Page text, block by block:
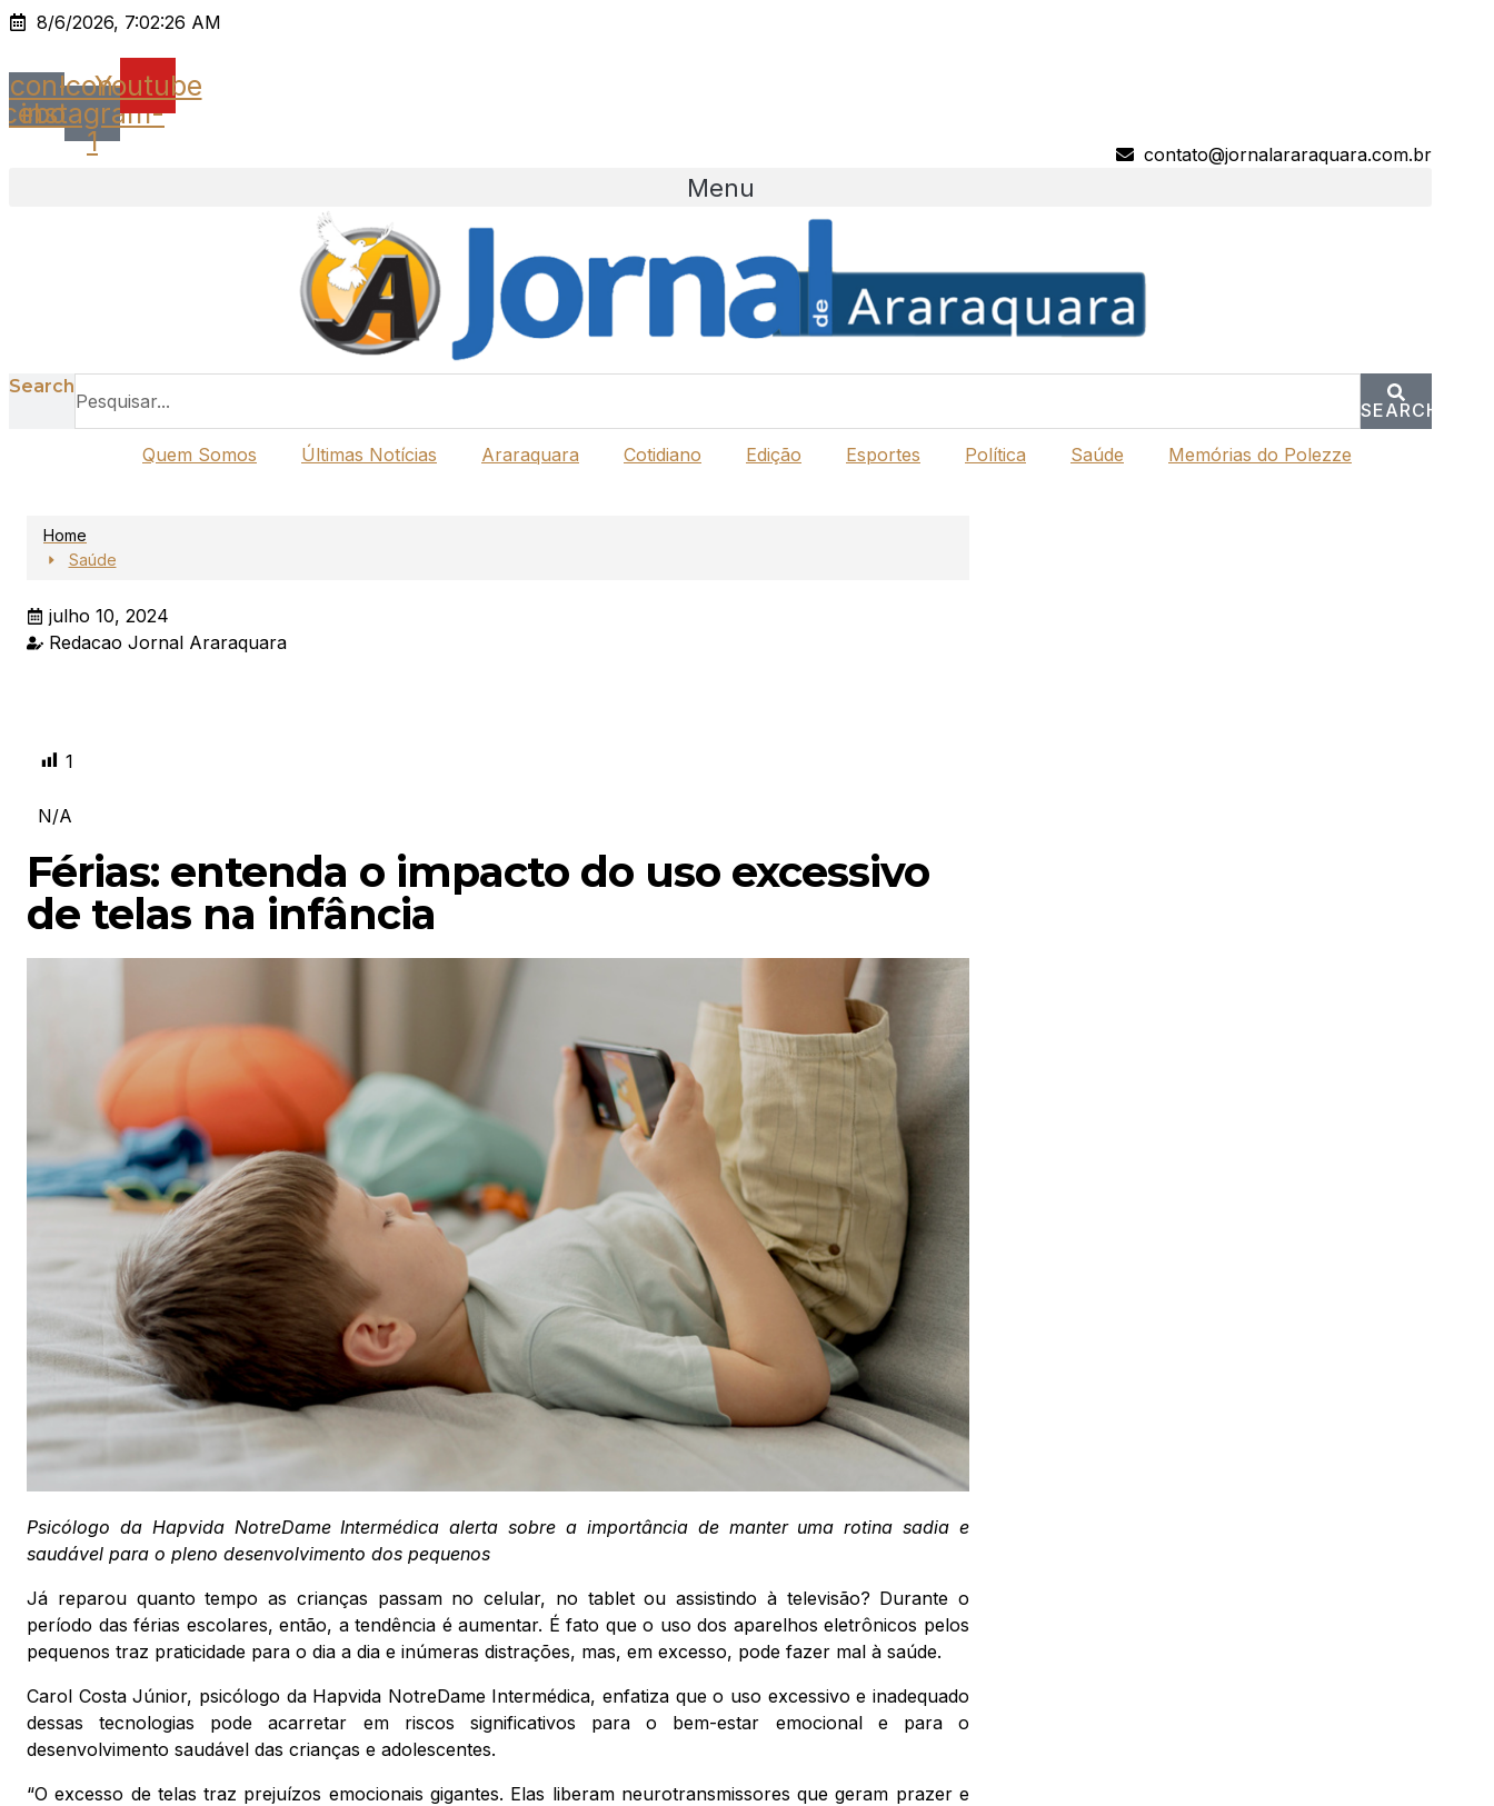
Ir
o
conteúdo
8/6/2026, 7:02:26 AM
Icon-Icon-
instagram-
1
Youtube
contato@jornalararaquara.com.br
Menu
Search
SEARCH
Quem Somos
Últimas Notícias Araraquara Cotidiano Edição Esportes Política Saúde Memórias do Polezze
Home
Saúde
julho 10, 2024
Redacao Jornal Araraquara
1
N/A
Férias: entenda o impacto do uso excessivo
de telas na infância
Psicólogo da Hapvida NotreDame Intermédica alerta sobre a importância de manter uma rotina sadia e
saudável para o pleno desenvolvimento dos pequenos
Já reparou quanto tempo as crianças passam no celular, no tablet ou assistindo à televisão? Durante o
período das férias escolares, então, a tendência é aumentar. É fato que o uso dos aparelhos eletrônicos pelos
pequenos traz praticidade para o dia a dia e inúmeras distrações, mas, em excesso, pode fazer mal à saúde.
Carol Costa Júnior, psicólogo da Hapvida NotreDame Intermédica, enfatiza que o uso excessivo e inadequado
dessas tecnologias pode acarretar em riscos significativos para o bem-estar emocional e para o
desenvolvimento saudável das crianças e adolescentes.
“O excesso de telas traz prejuízos emocionais gigantes. Elas liberam neurotransmissores que geram prazer e